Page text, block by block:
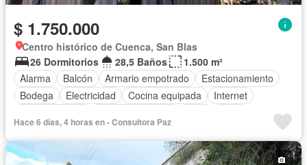
$ 1.750.000
Centro histórico de Cuenca, San Blas
26 Dormitorios
28,5 Baños
1.500 m²
Alarma
Balcón Armario empotrado
Estacionamiento
Bodega
Electricidad Cocina equipada
Internet
Terraza
Wifi
Hace 6 días, 4 horas en - Consultora Paz